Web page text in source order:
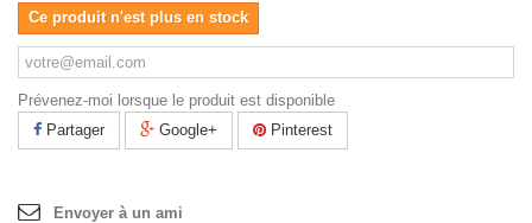
Ce produit n'est plus en stock
Prévenez-moi lorsque le produit est disponible
Partager
Google+ Pinterest
Envoyer à un ami